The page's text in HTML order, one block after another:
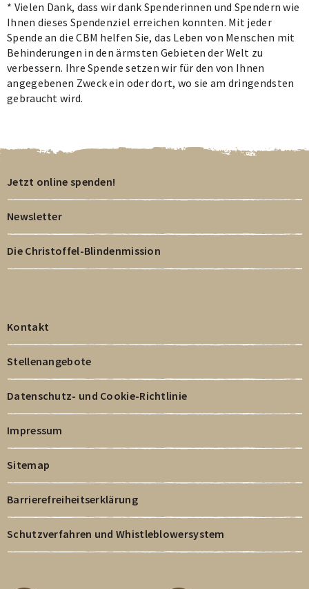
* Vielen Dank, dass wir dank Spenderinnen und Spendern wie
Ihnen dieses Spendenziel erreichen konnten. Mit jeder
Spende an die CBM helfen Sie, das Leben von Menschen mit
Behinderungen in den ärmsten Gebieten der Welt zu
verbessern. Ihre Spende setzen wir für den von Ihnen
angegebenen Zweck ein oder dort, wo sie am dringendsten
gebraucht wird.
Jetzt online spenden!
Newsletter
Die Christoffel-Blindenmission
Kontakt
Stellenangebote
Datenschutz- und Cookie-Richtlinie
Impressum
Sitemap
Barrierefreiheitserklärung
Schutzverfahren und Whistleblowersystem